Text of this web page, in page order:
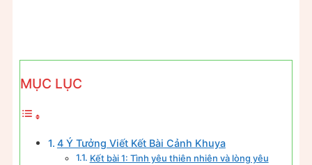
MỤC LỤC
4 Ý Tưởng Viết Kết Bài Cảnh Khuya
Kết bài 1: Tình yêu thiên nhiên và lòng yêu